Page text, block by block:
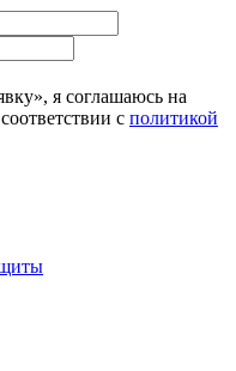
я соглашаюсь на
с политикой